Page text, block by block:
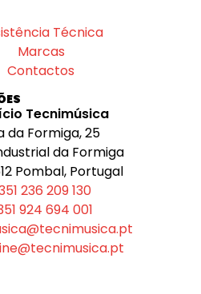
Técnica
Marcas
Contactos
Tecnimúsica
da Formiga, 25
da Formiga
Pombal, Portugal
236 209 130
924 694 001